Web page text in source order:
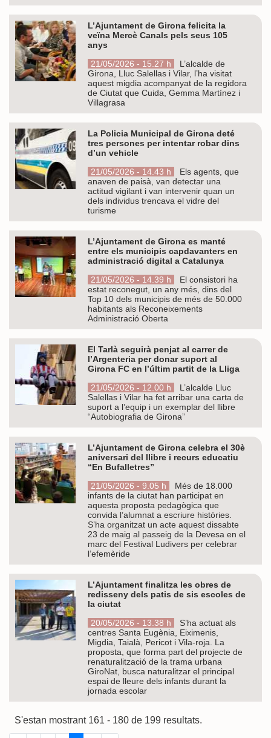
L’Ajuntament de Girona felicita la
veïna Mercè Canals pels seus 105
anys
21/05/2026 - 15.27 h
L’alcalde de
Girona, Lluc Salellas i Vilar, l’ha visitat
aquest migdia acompanyat de la regidora
de Ciutat que Cuida, Gemma Martínez i
Villagrasa
La Policia Municipal de Girona deté
tres persones per intentar robar dins
d’un vehicle
21/05/2026 - 14.43 h
Els agents, que
anaven de paisà, van detectar una
actitud vigilant i van intervenir quan un
dels individus trencava el vidre del
turisme
L’Ajuntament de Girona es manté
entre els municipis capdavanters en
administració digital a Catalunya
21/05/2026 - 14.39 h
El consistori ha
estat reconegut, un any més, dins del
Top 10 dels municipis de més de 50.000
habitants als Reconeixements
Administració Oberta
El Tarlà seguirà penjat al carrer de
l’Argenteria per donar suport al
Girona FC en l’últim partit de la Lliga
21/05/2026 - 12.00 h
L’alcalde Lluc
Salellas i Vilar ha fet arribar una carta de
suport a l’equip i un exemplar del llibre
“Autobiografia de Girona”
L’Ajuntament de Girona celebra el 30è
aniversari del llibre i recurs educatiu
“En Bufalletres”
21/05/2026 - 9.05 h
Més de 18.000
infants de la ciutat han participat en
aquesta proposta pedagògica que
convida l’alumnat a escriure històries.
S’ha organitzat un acte aquest dissabte
23 de maig al passeig de la Devesa en el
marc del Festival Ludivers per celebrar
l’efemèride
L’Ajuntament finalitza les obres de
redisseny dels patis de sis escoles de
la ciutat
20/05/2026 - 13.38 h
S’ha actuat als
centres Santa Eugènia, Eiximenis,
Migdia, Taialà, Pericot i Vila-roja. La
proposta, que forma part del projecte de
renaturalització de la trama urbana
GiroNat, busca naturalitzar el principal
espai de lleure dels infants durant la
jornada escolar
S'estan mostrant 161 - 180 de 199 resultats.